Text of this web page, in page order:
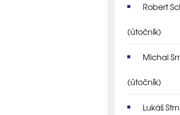
Robert
(útočník)
Michal
(útočník)
Lukáš